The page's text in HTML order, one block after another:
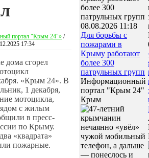
портал "Крым 24"» /
17:34
«Крым 24». В
1 декабря,
мотоцикла,
с жилым
в пресс-
по Крыму.
«квадрата»
пожарные.
08.08.2026 11:18
Для борьбы с
пожарами в
Крыму работают
более 300
патрульных групп
Информационный
портал "Крым 24"
Крым